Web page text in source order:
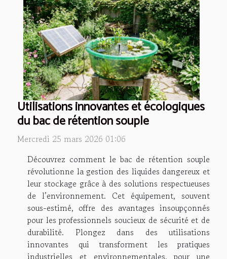
Utilisations innovantes et écologiques
du bac de rétention souple
Mercredi 25 mars 2026 01:06
Découvrez comment le bac de rétention souple
révolutionne la gestion des liquides dangereux et
leur stockage grâce à des solutions respectueuses
de l’environnement. Cet équipement, souvent
sous-estimé, offre des avantages insoupçonnés
pour les professionnels soucieux de sécurité et de
durabilité. Plongez dans des utilisations
innovantes qui transforment les pratiques
industrielles et environnementales, pour une